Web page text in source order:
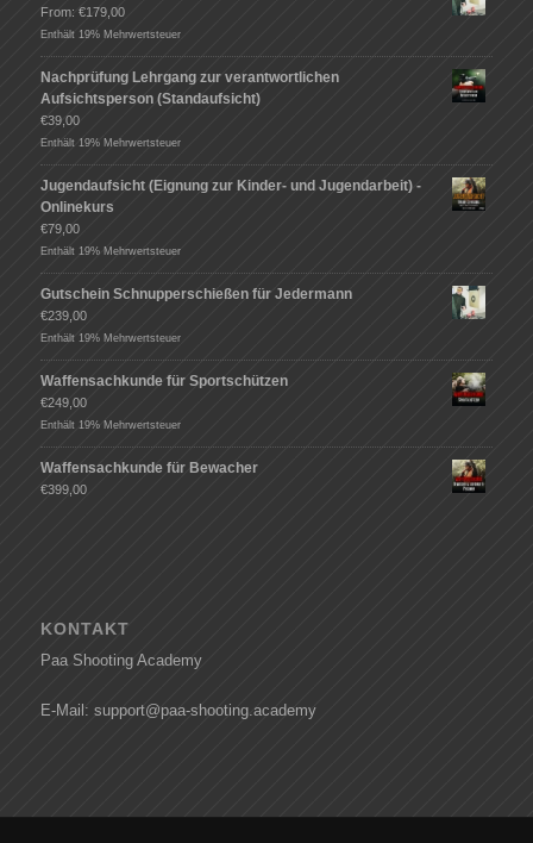
From: €179,00
Enthält 19% Mehrwertsteuer
Nachprüfung Lehrgang zur verantwortlichen
Aufsichtsperson (Standaufsicht)
€39,00
Enthält 19% Mehrwertsteuer
Jugendaufsicht (Eignung zur Kinder- und Jugendarbeit) -
Onlinekurs
€79,00
Enthält 19% Mehrwertsteuer
Gutschein Schnupperschießen für Jedermann
€239,00
Enthält 19% Mehrwertsteuer
Waffensachkunde für Sportschützen
€249,00
Enthält 19% Mehrwertsteuer
Waffensachkunde für Bewacher
€399,00
KONTAKT
Paa Shooting Academy
E-Mail: support@paa-shooting.academy